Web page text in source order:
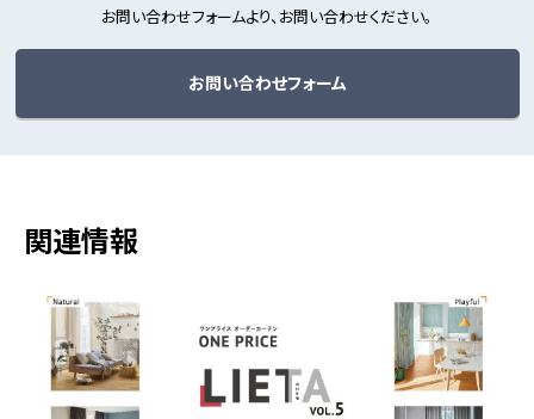
お問い合わせフォームより、お問い合わせください。
お問い合わせフォーム
関連情報